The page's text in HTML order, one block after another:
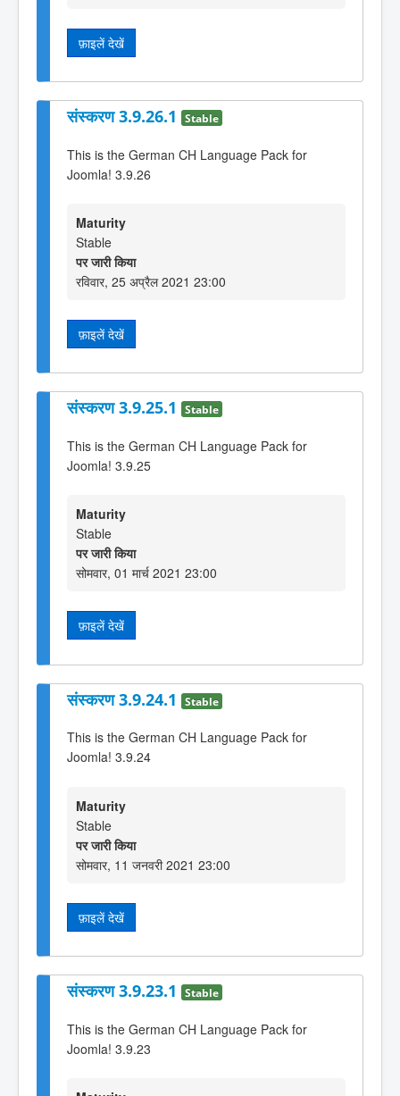
फ़ाइलें देखें
संस्करण 3.9.26.1 Stable
This is the German CH Language Pack for
Joomla! 3.9.26
Maturity
Stable
पर जारी किया
रविवार, 25 अप्रैल 2021 23:00
फ़ाइलें देखें
संस्करण 3.9.25.1 Stable
This is the German CH Language Pack for
Joomla! 3.9.25
Maturity
Stable
पर जारी किया
सोमवार, 01 मार्च 2021 23:00
फ़ाइलें देखें
संस्करण 3.9.24.1 Stable
This is the German CH Language Pack for
Joomla! 3.9.24
Maturity
Stable
पर जारी किया
सोमवार, 11 जनवरी 2021 23:00
फ़ाइलें देखें
संस्करण 3.9.23.1 Stable
This is the German CH Language Pack for
Joomla! 3.9.23